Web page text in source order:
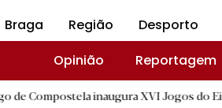
Braga Região Desporto
Opinião
Reportagem
inaugura XVI Jogos do Eixo Atlântico